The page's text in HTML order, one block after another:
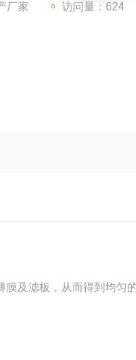
厂家 访问量：624
膜及滤板，从而得到均匀